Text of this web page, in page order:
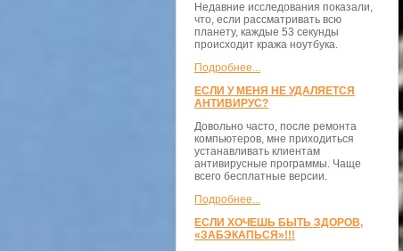
Недавние исследования показали,
что, если рассматривать всю
планету, каждые 53 секунды
происходит кража ноутбука.
Подробнее...
ЕСЛИ У МЕНЯ НЕ УДАЛЯЕТСЯ
АНТИВИРУС?
Довольно часто, после ремонта
компьютеров, мне приходиться
устанавливать клиентам
антивирусные программы. Чаще
всего бесплатные версии.
Подробнее...
ЕСЛИ ХОЧЕШЬ БЫТЬ ЗДОРОВ,
«ЗАБЭКАПЬСЯ»!!!